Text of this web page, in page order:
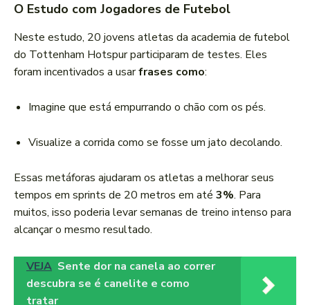
O Estudo com Jogadores de Futebol
Neste estudo, 20 jovens atletas da academia de futebol
do Tottenham Hotspur participaram de testes. Eles
foram incentivados a usarfrases como:
Imagine que está empurrando o chão com os pés.
Visualize a corrida como se fosse um jato decolando.
Essas metáforas ajudaram os atletas a melhorar seus
tempos em sprints de 20 metros em até 3%. Para
muitos, isso poderia levar semanas de treino intenso para
alcançar o mesmo resultado.
VEJA Sente dor na canela ao correr
descubra se é canelite e como
tratar